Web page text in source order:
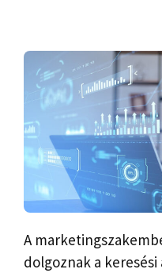
A
dolgoznak a